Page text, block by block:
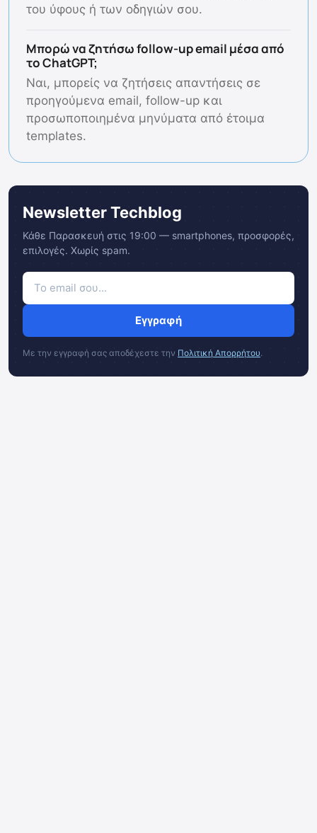
του ύφους ή των οδηγιών σου.
Μπορώ να ζητήσω follow-up email μέσα από
το ChatGPT;
Ναι, μπορείς να ζητήσεις απαντήσεις σε
προηγούμενα email, follow-up και
προσωποποιημένα μηνύματα από έτοιμα
templates.
Newsletter Techblog
Κάθε Παρασκευή στις 19:00 — smartphones, προσφορές,
επιλογές. Χωρίς spam.
Εγγραφή
Με την εγγραφή σας αποδέχεστε την Πολιτική Απορρήτου.